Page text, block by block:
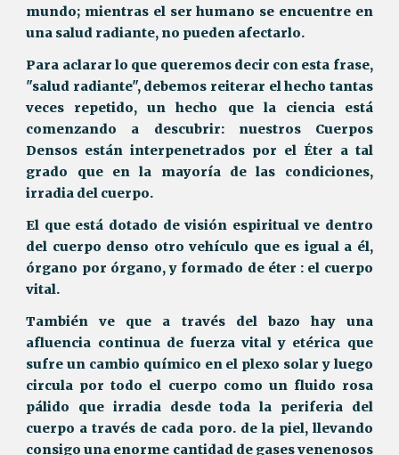
mundo; mientras el ser humano se encuentre en
una salud radiante, no pueden afectarlo.
Para aclarar lo que queremos decir con esta frase,
"salud radiante", debemos reiterar el hecho tantas
veces repetido, un hecho que la ciencia está
comenzando a descubrir: nuestros Cuerpos
Densos están interpenetrados por el Éter a tal
grado que en la mayoría de las condiciones,
irradia del cuerpo.
El que está dotado de visión espiritual ve dentro
del cuerpo denso otro vehículo que es igual a él,
órgano por órgano, y formado de éter : el cuerpo
vital.
También ve que a través del bazo hay una
afluencia continua de fuerza vital y etérica que
sufre un cambio químico en el plexo solar y luego
circula por todo el cuerpo como un fluido rosa
pálido que irradia desde toda la periferia del
cuerpo a través de cada poro. de la piel, llevando
consigo una enorme cantidad de gases venenosos